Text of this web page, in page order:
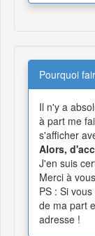
Pourquoi
Il n'y a
à part me
s'afficher
Alors,
J'en suis
Merci à
PS : Si
de ma part
adresse !